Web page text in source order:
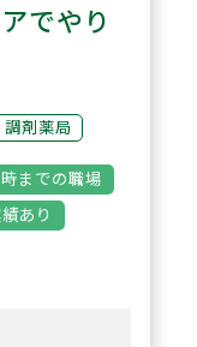
でやり
調剤薬局
までの職場
あり